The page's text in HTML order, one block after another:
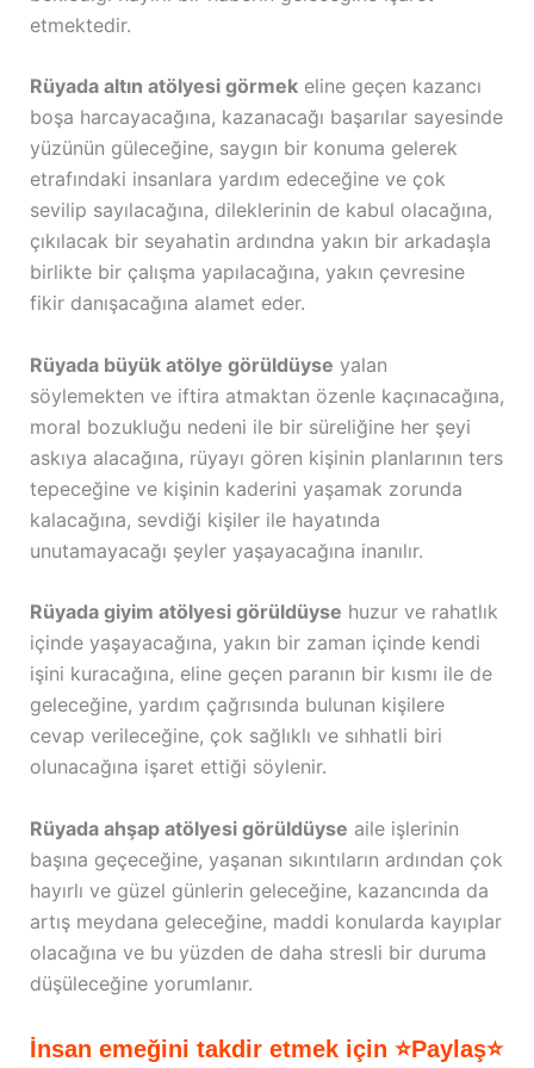
etmektedir.
Rüyada altın atölyesi görmekeline geçen kazancı
boşa harcayacağına, kazanacağı başarılar sayesinde
yüzünün güleceğine, saygın bir konuma gelerek
etrafındaki insanlara yardım edeceğine ve çok
sevilip sayılacağına, dileklerinin de kabul olacağına,
çıkılacak bir seyahatin ardındna yakın bir arkadaşla
birlikte bir çalışma yapılacağına, yakın çevresine
fikir danışacağına alamet eder.
Rüyada büyük atölye görüldüyse yalan
söylemekten ve iftira atmaktan özenle kaçınacağına,
moral bozukluğu nedeni ile bir süreliğine her şeyi
askıya alacağına, rüyayı gören kişinin planlarının ters
tepeceğine ve kişinin kaderini yaşamak zorunda
kalacağına, sevdiği kişiler ile hayatında
unutamayacağı şeyler yaşayacağına inanılır.
Rüyada giyim atölyesi görüldüyse huzur ve rahatlık
içinde yaşayacağına, yakın bir zaman içinde kendi
işini kuracağına, eline geçen paranın bir kısmı ile de
geleceğine, yardım çağrısında bulunan kişilere
cevap verileceğine, çok sağlıklı ve sıhhatli biri
olunacağına işaret ettiği söylenir.
Rüyada ahşap atölyesi görüldüyse aile işlerinin
başına geçeceğine, yaşanan sıkıntıların ardından çok
hayırlı ve güzel günlerin geleceğine, kazancında da
artış meydana geleceğine, maddi konularda kayıplar
olacağına ve bu yüzden de daha stresli bir duruma
düşüleceğine yorumlanır.
İnsan emeğini takdir etmek için ⭐Paylaş⭐